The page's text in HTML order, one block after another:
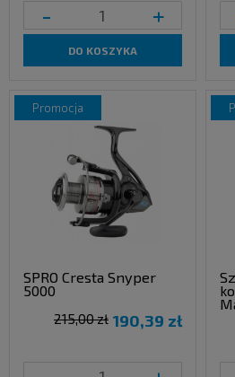
- +
DO KOSZYKA
SPRO Cresta Snyper
5000
190,39 zł
215,00 zł
promocja